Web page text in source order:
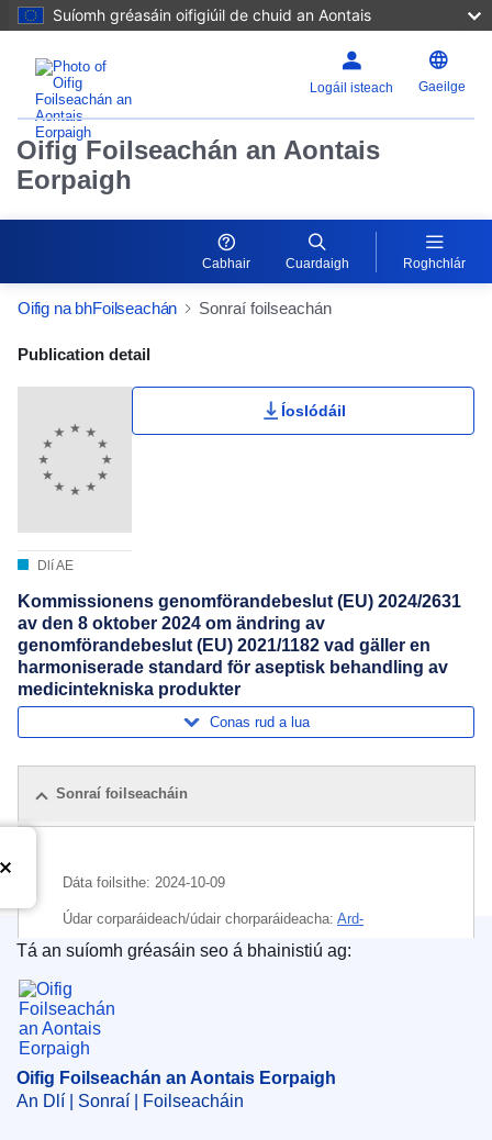
Suíomh gréasáin oifigiúil de chuid an Aontais
Logáil isteach Gaeilge
Oifig Foilseachán an Aontais
Eorpaigh
Cabhair Cuardaigh Roghchlár
Oifig na bhFoilseachán Sonraí foilseachán
Publication Detail Actions Portlet
Publication detail
Dlí AE
Íoslódáil
Kommissionens genomförandebeslut (EU) 2024/2631
av den 8 oktober 2024 om ändring av
genomförandebeslut (EU) 2021/1182 vad gäller en
harmoniserade standard för aseptisk behandling av
medicintekniska produkter
Conas rud a lua
Sonraí foilseacháin
Dáta foilsithe: 2024-10-09
Údar corparáideach/údair chorparáideacha: Ard-
Stiúrthóireacht um Shláinte agus Sábháilteacht Bia
Ábhar:An Coiste Eorpach um Chaighdeánú
Eorpach
CENELEC,comhchuibhiú caighdeán,feiste leighis
marcáil comhréireachta CE,
Oifig Foilseachán an Aontais Eorpaigh
Tá an suíomh gréasáin seo á bhainistiú ag:
Oifig Foilseachán an Aontais Eorpaigh
An Dlí | Sonraí | Foilseacháin